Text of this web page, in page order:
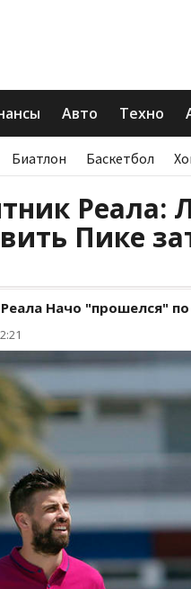
Авто Техно
Биатлон Баскетбол
Реала:
Пике
Начо "прошелся"